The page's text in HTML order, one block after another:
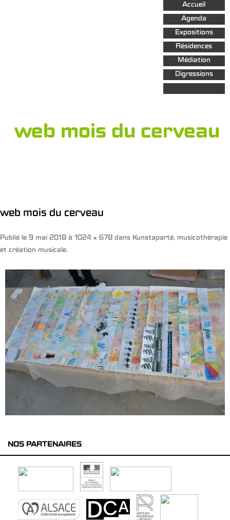
Aller au
contenu
principal
Accueil
Agenda
Expositions
Résidences
Médiation
Digressions
web mois du cerveau
web mois du cerveau
Publié le 9 mai 2018 à 1024 × 678 dans Kunstaparté, musicothérapie
et création musicale.
NOS PARTENAIRES